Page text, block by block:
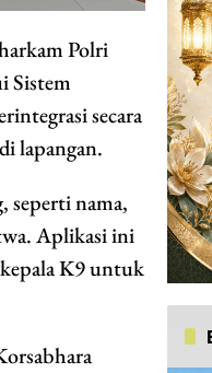
Polri
Sistem
secara
lapangan.
seperti nama,
Aplikasi ini
K9 untuk